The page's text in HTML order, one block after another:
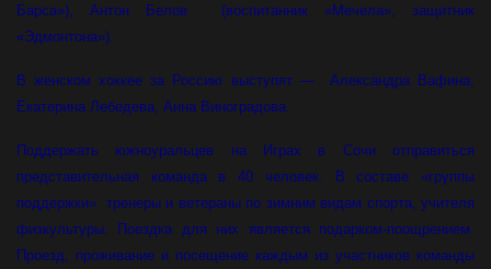
Барса»), Антон Белов (воспитанник «Мечела», защитник
«Эдмонтона»).
В женском хоккее за Россию выступят — Александра Вафина,
Екатерина Лебедева, Анна Виноградова.
Поддержать южноуральцев на Играх в Сочи отправиться
представительная команда в 40 человек. В составе «группы
поддержки» тренеры и ветераны по зимним видам спорта, учителя
физкультуры. Поездка для них является подарком-поощрением.
Проезд, проживание и посещение каждым из участников команды